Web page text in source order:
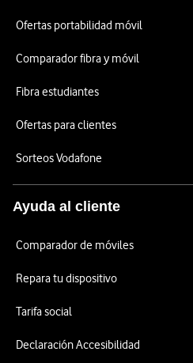
Ofertas portabilidad móvil
Comparador fibra y móvil
Fibra estudiantes
Ofertas para clientes
Sorteos Vodafone
Ayuda al cliente
Comparador de móviles
Repara tu dispositivo
Tarifa social
Declaración Accesibilidad